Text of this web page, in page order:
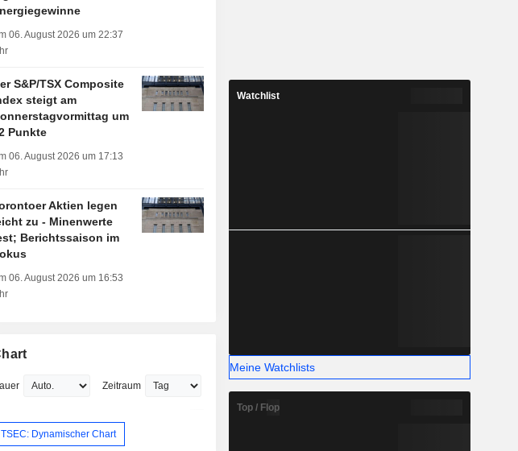
06. August 2026 um 22:37
S&P/TSX Composite
steigt am
um
Punkte
06. August 2026 um 17:13
Aktien legen
zu - Minenwerte
Berichtssaison im
06. August 2026 um 16:53
Zeitraum
TSEC: Dynamischer Chart
Watchlist
Meine Watchlists
Top / Flop